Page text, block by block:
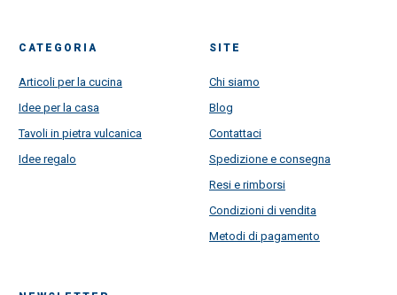
CATEGORIA
Articoli per la cucina
Idee per la casa
Tavoli in pietra vulcanica
Idee regalo
SITE
Chi siamo
Blog
Contattaci
Spedizione e consegna
Resi e rimborsi
Condizioni di vendita
Metodi di pagamento